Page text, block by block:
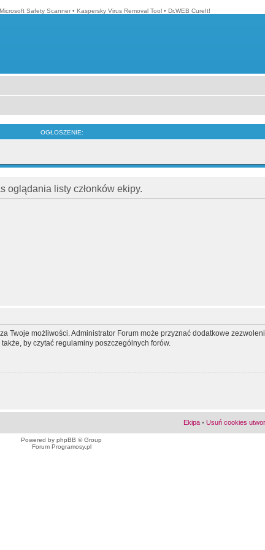
Microsoft Safety Scanner • Kaspersky Virus Removal Tool • Dr.WEB CureIt!
OGŁOSZENIE:
oglądania listy członków ekipy.
możliwości. Administrator Forum może przyznać dodatkowe
by czytać regulaminy poszczególnych forów.
Ekipa • Usuń cookies
Powered by phpBB © Group
Forum Programosy.pl